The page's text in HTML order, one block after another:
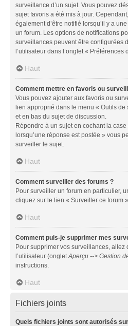
surveillance d’un sujet. Vous pouvez
sujet favoris a été mis à jour.
également d’être notifié lorsqu’il y a
un forum. Les options de notifications
surveillances peuvent être configurées
l’utilisateur dans l’onglet « Préférences
Haut
Comment mettre en favoris ou
Vous pouvez ajouter aux favoris ou
lien approprié dans le menu « Outils de
et en bas du sujet de discussion.
Répondre à un sujet en cochant la case
lorsqu’une réponse est postée » vous
surveiller le sujet.
Haut
Comment surveiller des forums ?
Pour surveiller un forum en particulier,
cliquez sur le lien « Surveiller ce forum
Haut
Comment puis-je supprimer mes
Pour supprimer vos surveillances, allez
l’utilisateur (ongletAperçu --> Gestion
instructions.
Haut
Fichiers joints
Quels fichiers joints sont autorisés